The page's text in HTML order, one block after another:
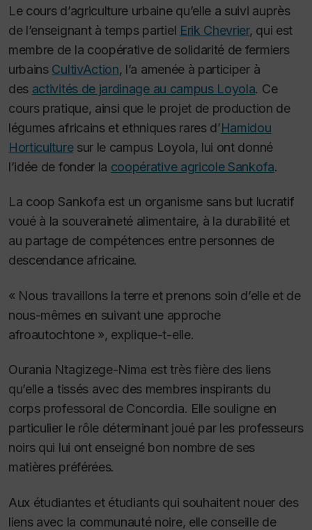
Le cours d’agriculture urbaine qu’elle a suivi auprès
de l’enseignant à temps partiel Erik Chevrier, qui est
membre de la coopérative de solidarité de fermiers
urbains CultivAction, l’a amenée à participer à
des activités de jardinage au campus Loyola. Ce
cours pratique, ainsi que le projet de production de
légumes africains et ethniques rares d’Hamidou
Horticulturesur le campus Loyola, lui ont donné
l’idée de fonder la coopérative agricole Sankofa.
La coop Sankofa est un organisme sans but lucratif
voué à la souveraineté alimentaire, à la durabilité et
au partage de compétences entre personnes de
descendance africaine.
« Nous travaillons la terre et prenons soin d’elle et de
nous-mêmes en suivant une approche
afroautochtone », explique-t-elle.
Ourania Ntagizege-Nima est très fière des liens
qu’elle a tissés avec des membres inspirants du
corps professoral de Concordia. Elle souligne en
particulier le rôle déterminant joué par les professeurs
noirs qui lui ont enseigné bon nombre de ses
matières préférées.
Aux étudiantes et étudiants qui souhaitent nouer des
liens avec la communauté noire, elle conseille de